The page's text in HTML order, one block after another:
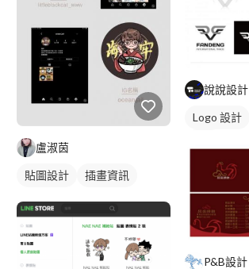
盧淑茵
貼圖設計 插畫資訊
說說設計
Logo 設計
P&B設計